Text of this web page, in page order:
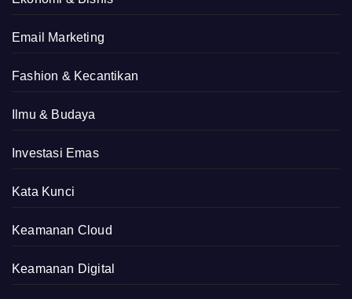
Email Marketing
Fashion & Kecantikan
Ilmu & Budaya
Investasi Emas
Kata Kunci
Keamanan Cloud
Keamanan Digital